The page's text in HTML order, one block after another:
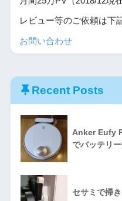
レビュー等のご依頼は下
お問い合わせ
Recent Posts
Anker Eufy
でバッテリ
セサミで掃